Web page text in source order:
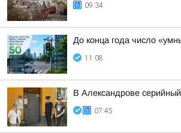
09:34
До конца года число
11:08
В Александрове
07:45